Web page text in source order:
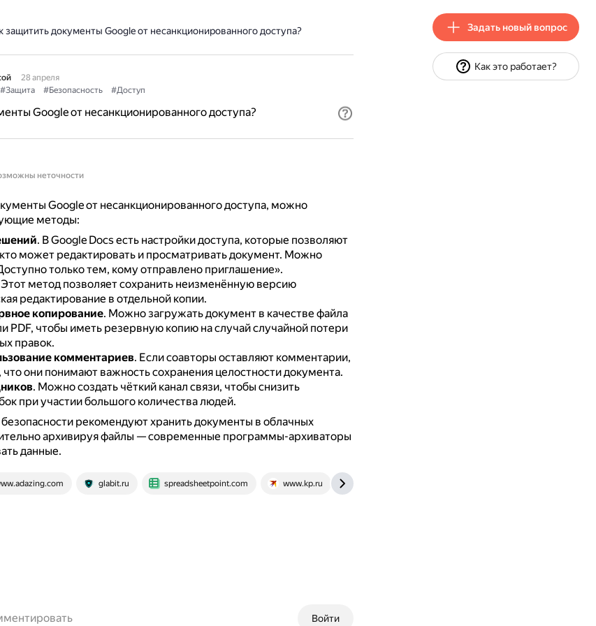
защитить документы Google от несанкционированного доступа?
28 апреля
#Защита #Безопасность #Доступ
Google от несанкционированного доступа?
неточности
Google от несанкционированного доступа, можно
методы:
. В Google Docs есть настройки доступа, которые позволяют
может редактировать и просматривать документ. Можно
только тем, кому отправлено приглашение».
Этот метод позволяет сохранить неизменённую версию
редактирование в отдельной копии.
копирование. Можно загружать документ в качестве файла
PDF, чтобы иметь резервную копию на случай случайной потери
правок.
комментариев. Если соавторы оставляют комментарии,
они понимают важность сохранения целостности документа.
. Можно создать чёткий канал связи, чтобы снизить
при участии большого количества людей.
рекомендуют хранить документы в облачных
архивируя файлы — современные программы-архиваторы
данные.
glabit.ru spreadsheetpoint.com www.kp.ru
Войти
Задать новый вопрос
Как это работает?